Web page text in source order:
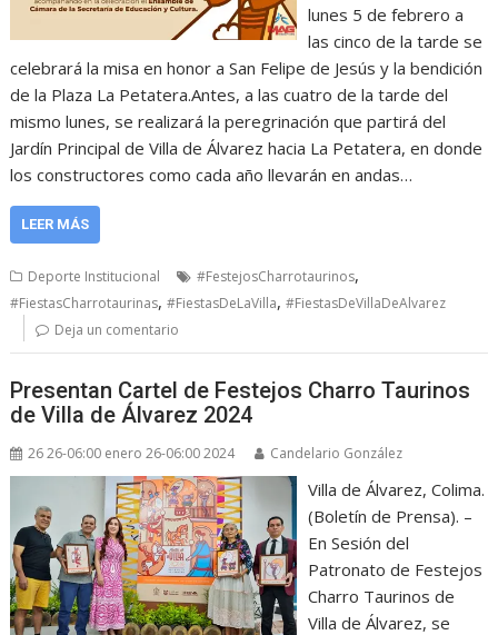
lunes 5 de febrero a
las cinco de la tarde se
celebrará la misa en honor a San Felipe de Jesús y la bendición
de la Plaza La Petatera.Antes, a las cuatro de la tarde del
mismo lunes, se realizará la peregrinación que partirá del
Jardín Principal de Villa de Álvarez hacia La Petatera, en donde
los constructores como cada año llevarán en andas…
LEER MÁS
Deporte Institucional #FestejosCharrotaurinos,
#FiestasCharrotaurinas,#FiestasDeLaVilla,#FiestasDeVillaDeAlvarez
Deja un comentario
Presentan Cartel de Festejos Charro Taurinos
de Villa de Álvarez 2024
26 26-06:00 enero 26-06:00 2024 Candelario González
Villa de Álvarez, Colima.
(Boletín de Prensa). –
En Sesión del
Patronato de Festejos
Charro Taurinos de
Villa de Álvarez, se